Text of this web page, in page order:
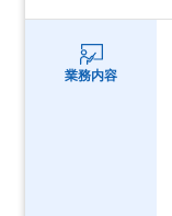
業務内容